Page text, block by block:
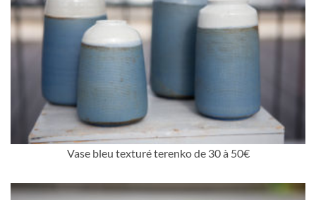
Vase bleu texturé terenko de 30 à 50€